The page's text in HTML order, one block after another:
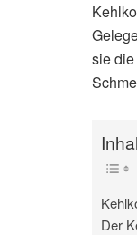
sie
Der